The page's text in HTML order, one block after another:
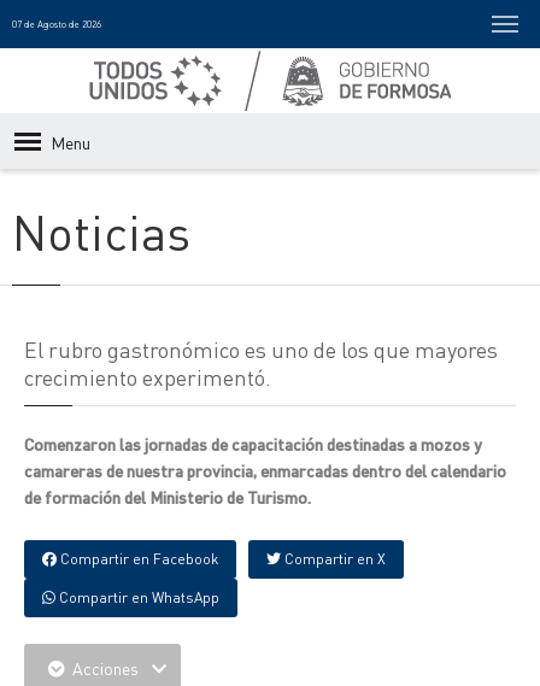
07 de Agosto de 2026
Menu
Noticias
El rubro gastronómico es uno de los que mayores
crecimiento experimentó.
Comenzaron las jornadas de capacitación destinadas a mozos y
camareras de nuestra provincia, enmarcadas dentro del calendario
de formación del Ministerio de Turismo.
Compartir en Facebook Compartir en X
Compartir en WhatsApp
Acciones